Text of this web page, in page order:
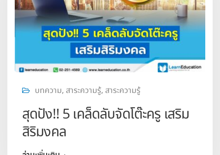
บทความ, สาระความรู้, สาระความรู้
สุดปัง!! 5 เคล็ดลับจัดโต๊ะครู เสริม
สิริมงคล